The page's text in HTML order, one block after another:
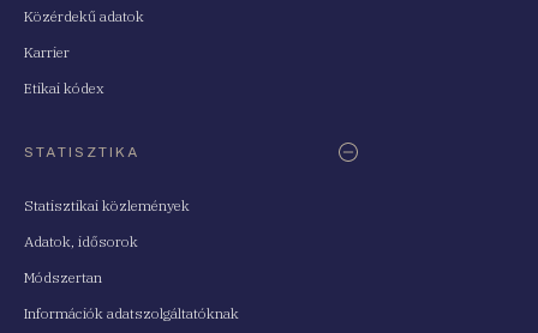
Közérdekű adatok
Karrier
Etikai kódex
STATISZTIKA
Statisztikai közlemények
Adatok, idősorok
Módszertan
Információk adatszolgáltatóknak